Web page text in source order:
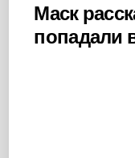
Маск
попадали